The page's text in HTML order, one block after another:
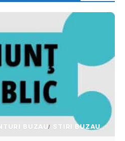
BUZAU STIRI BUZAU